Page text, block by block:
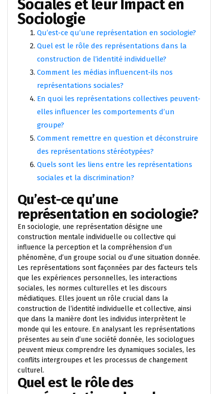
Sociales et leur Impact en
Sociologie
Qu’est-ce qu’une représentation en sociologie?
Quel est le rôle des représentations dans la
construction de l’identité individuelle?
Comment les médias influencent-ils nos
représentations sociales?
En quoi les représentations collectives peuvent-
elles influencer les comportements d’un
groupe?
Comment remettre en question et déconstruire
des représentations stéréotypées?
Quels sont les liens entre les représentations
sociales et la discrimination?
Qu’est-ce qu’une
représentation en sociologie?
En sociologie, une représentation désigne une
construction mentale individuelle ou collective qui
influence la perception et la compréhension d’un
phénomène, d’un groupe social ou d’une situation donnée.
Les représentations sont façonnées par des facteurs tels
que les expériences personnelles, les interactions
sociales, les normes culturelles et les discours
médiatiques. Elles jouent un rôle crucial dans la
construction de l’identité individuelle et collective, ainsi
que dans la manière dont les individus interprètent le
monde qui les entoure. En analysant les représentations
présentes au sein d’une société donnée, les sociologues
peuvent mieux comprendre les dynamiques sociales, les
conflits intergroupes et les processus de changement
culturel.
Quel est le rôle des